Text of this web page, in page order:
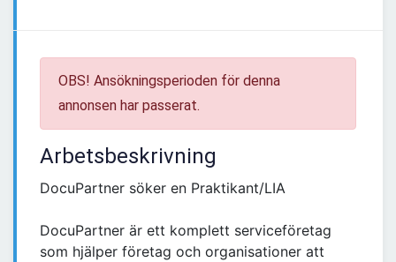
OBS! Ansökningsperioden för denna
annonsen har passerat.
Arbetsbeskrivning
DocuPartner söker en Praktikant/LIA
DocuPartner är ett komplett serviceföretag
som hjälper företag och organisationer att